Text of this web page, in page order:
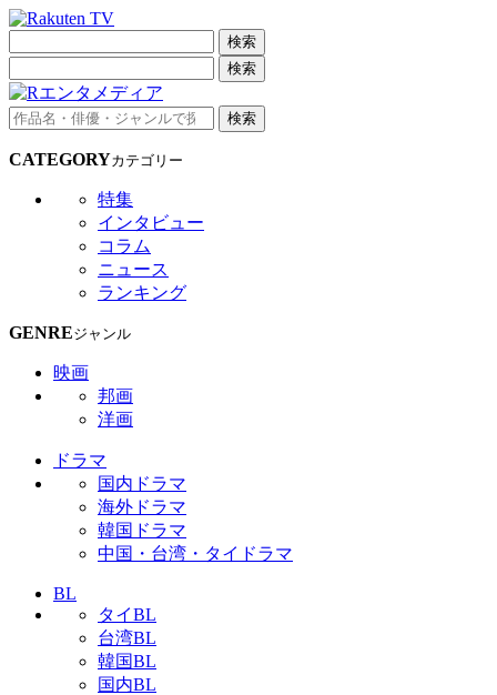
検索
検索
検索
CATEGORYカテゴリー
特集
インタビュー
コラム
ニュース
ランキング
GENREジャンル
映画
邦画
洋画
ドラマ
国内ドラマ
海外ドラマ
韓国ドラマ
中国・台湾・タイドラマ
BL
タイBL
台湾BL
韓国BL
国内BL